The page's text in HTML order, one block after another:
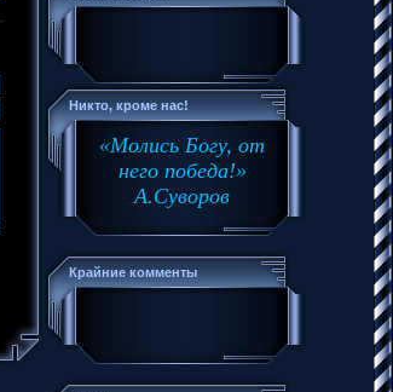
Никто, кроме нас!
«Молись Богу, от
него победа!»
А.Суворов
Крайние комменты